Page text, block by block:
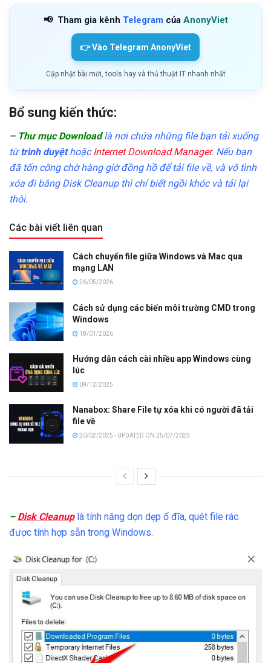
📢 Tham gia kênh Telegram của AnonyViet
👉 Vào Telegram AnonyViet
Cập nhật bài mới, tools hay và thủ thuật IT nhanh nhất
Bổ sung kiến thức:
– Thư mục Downloadlà nơi chứa những file bạn tải xuống
từtrình duyệthoặcInternet Download Manager. Nếu bạn
đã tốn công chờ hàng giờ đồng hồ để tải file về, và vô tình
xóa đi bằng Disk Cleanup thì chỉ biết ngồi khóc và tải lại
thôi.
Các bài viết liên quan
Cách chuyển file giữa Windows và Mac qua
mạng LAN
26/05/2026
Cách sử dụng các biến môi trường CMD trong
Windows
18/01/2026
Hướng dẫn cách cài nhiều app Windows cùng
lúc
09/12/2025
Nanabox: Share File tự xóa khi có người đã tải
file về
20/02/2025 - UPDATED ON 25/07/2025
– Disk Cleanup là tính năng dọn dẹp ổ đĩa, quét file rác
được tính hợp sẵn trong Windows.